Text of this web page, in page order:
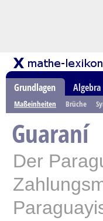
Grundlagen Algebra
Maßeinheiten Brüche
Guaraní
Der